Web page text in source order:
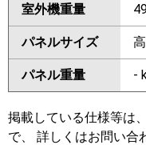
室外機重量
パネルサイズ
パネル重量 -
掲載している仕様等は
で、 詳しくはお問い合